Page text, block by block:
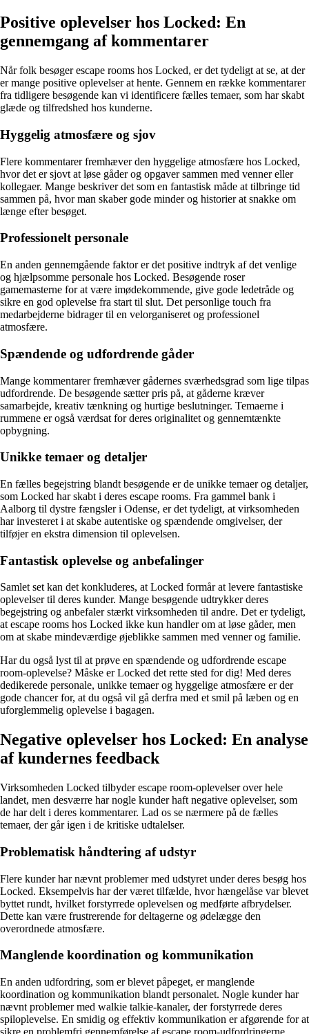
Positive oplevelser hos Locked: En
gennemgang af kommentarer
Når folk besøger escape rooms hos Locked, er det tydeligt at se, at der
er mange positive oplevelser at hente. Gennem en række kommentarer
fra tidligere besøgende kan vi identificere fælles temaer, som har skabt
glæde og tilfredshed hos kunderne.
Hyggelig atmosfære og sjov
Flere kommentarer fremhæver den hyggelige atmosfære hos Locked,
hvor det er sjovt at løse gåder og opgaver sammen med venner eller
kollegaer. Mange beskriver det som en fantastisk måde at tilbringe tid
sammen på, hvor man skaber gode minder og historier at snakke om
længe efter besøget.
Professionelt personale
En anden gennemgående faktor er det positive indtryk af det venlige
og hjælpsomme personale hos Locked. Besøgende roser
gamemasterne for at være imødekommende, give gode ledetråde og
sikre en god oplevelse fra start til slut. Det personlige touch fra
medarbejderne bidrager til en velorganiseret og professionel
atmosfære.
Spændende og udfordrende gåder
Mange kommentarer fremhæver gådernes sværhedsgrad som lige tilpas
udfordrende. De besøgende sætter pris på, at gåderne kræver
samarbejde, kreativ tænkning og hurtige beslutninger. Temaerne i
rummene er også værdsat for deres originalitet og gennemtænkte
opbygning.
Unikke temaer og detaljer
En fælles begejstring blandt besøgende er de unikke temaer og detaljer,
som Locked har skabt i deres escape rooms. Fra gammel bank i
Aalborg til dystre fængsler i Odense, er det tydeligt, at virksomheden
har investeret i at skabe autentiske og spændende omgivelser, der
tilføjer en ekstra dimension til oplevelsen.
Fantastisk oplevelse og anbefalinger
Samlet set kan det konkluderes, at Locked formår at levere fantastiske
oplevelser til deres kunder. Mange besøgende udtrykker deres
begejstring og anbefaler stærkt virksomheden til andre. Det er tydeligt,
at escape rooms hos Locked ikke kun handler om at løse gåder, men
om at skabe mindeværdige øjeblikke sammen med venner og familie.
Har du også lyst til at prøve en spændende og udfordrende escape
room-oplevelse? Måske er Locked det rette sted for dig! Med deres
dedikerede personale, unikke temaer og hyggelige atmosfære er der
gode chancer for, at du også vil gå derfra med et smil på læben og en
uforglemmelig oplevelse i bagagen.
Negative oplevelser hos Locked: En analyse
af kundernes feedback
Virksomheden Locked tilbyder escape room-oplevelser over hele
landet, men desværre har nogle kunder haft negative oplevelser, som
de har delt i deres kommentarer. Lad os se nærmere på de fælles
temaer, der går igen i de kritiske udtalelser.
Problematisk håndtering af udstyr
Flere kunder har nævnt problemer med udstyret under deres besøg hos
Locked. Eksempelvis har der været tilfælde, hvor hængelåse var blevet
byttet rundt, hvilket forstyrrede oplevelsen og medførte afbrydelser.
Dette kan være frustrerende for deltagerne og ødelægge den
overordnede atmosfære.
Manglende koordination og kommunikation
En anden udfordring, som er blevet påpeget, er manglende
koordination og kommunikation blandt personalet. Nogle kunder har
nævnt problemer med walkie talkie-kanaler, der forstyrrede deres
spiloplevelse. En smidig og effektiv kommunikation er afgørende for at
sikre en problemfri gennemførelse af escape room-udfordringerne.